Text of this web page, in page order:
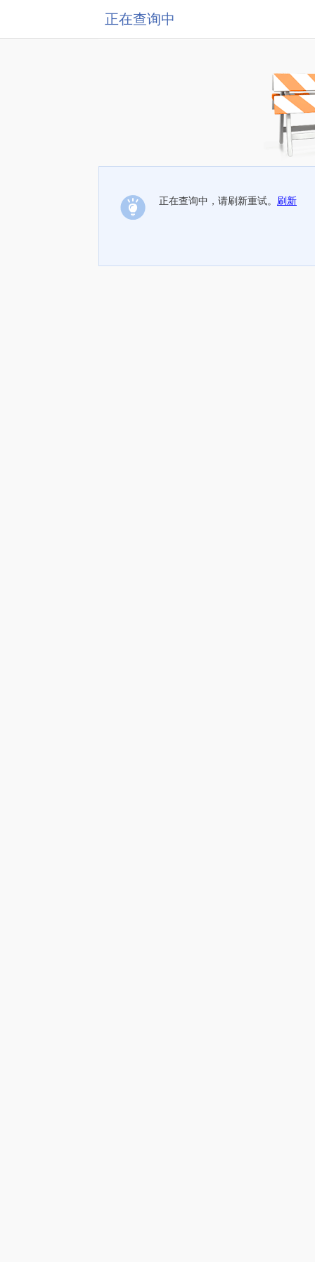
正在查询中
正在查询中，请刷新重试。 刷新